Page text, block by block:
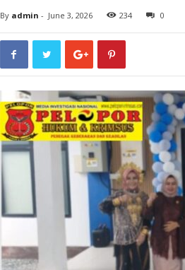
By admin - June 3, 2026 234 0